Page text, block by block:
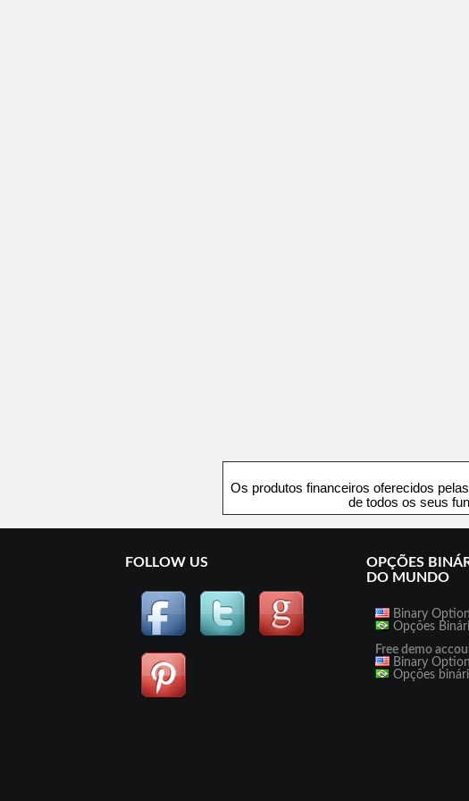
Os produtos financeiros oferecidos
de todos os seus
FOLLOW US
OPÇÕES
DO MUNDO
Binary
Opções
Free demo
Binary
Opções